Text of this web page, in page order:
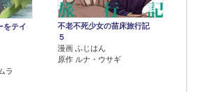
をテイ
ラ
不老不死少女の苗床旅行記
５
漫画 ふじはん
原作 ルナ・ウサギ